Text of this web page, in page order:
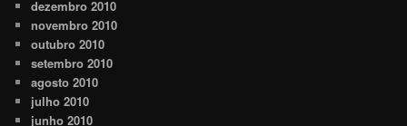
dezembro 2010
novembro 2010
outubro 2010
setembro 2010
agosto 2010
julho 2010
junho 2010